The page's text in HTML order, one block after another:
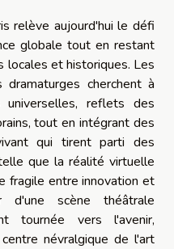
relève aujourd'hui le défi
globale tout en restant
locales et historiques. Les
cherchent à
universelles, reflets des
tout en intégrant des
qui tirent parti des
que la réalité virtuelle
fragile entre innovation et
scène théâtrale
tournée vers l'avenir,
névralgique de l'art